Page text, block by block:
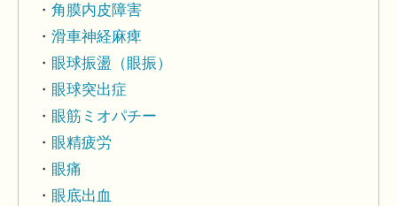
角膜内皮障害
滑車神経麻痺
眼球振盪（眼振）
眼球突出症
眼筋ミオパチー
眼精疲労
眼痛
眼底出血